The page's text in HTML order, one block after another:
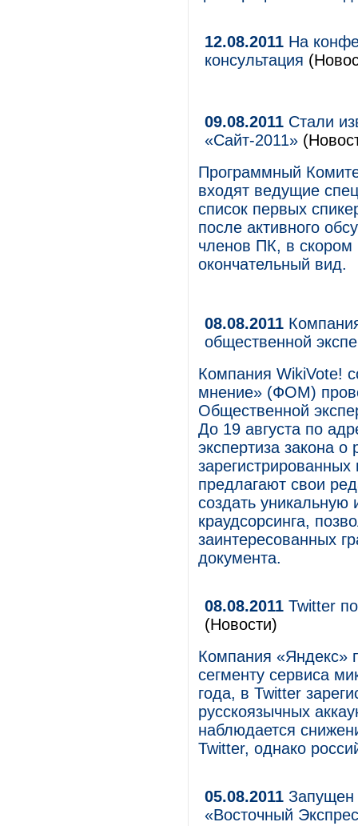
12.08.2011 На
консультация
09.08.2011 Стали
«Сайт-2011»
Программный
входят ведущие
список первых
после активного
членов ПК, в скором
окончательный вид.
08.08.2011
общественной
Компания WikiVote!
мнение» (ФОМ)
Общественной
До 19 августа по
экспертиза закона
предлагают свои
создать уникальную
краудсорсинга,
заинтересованных
документа.
08.08.2011 Twitter
(Новости)
Компания «Яндекс»
сегменту сервиса
года, в Twitter
русскоязычных
наблюдается
Twitter, однако
05.08.2011 Запущен
«Восточный